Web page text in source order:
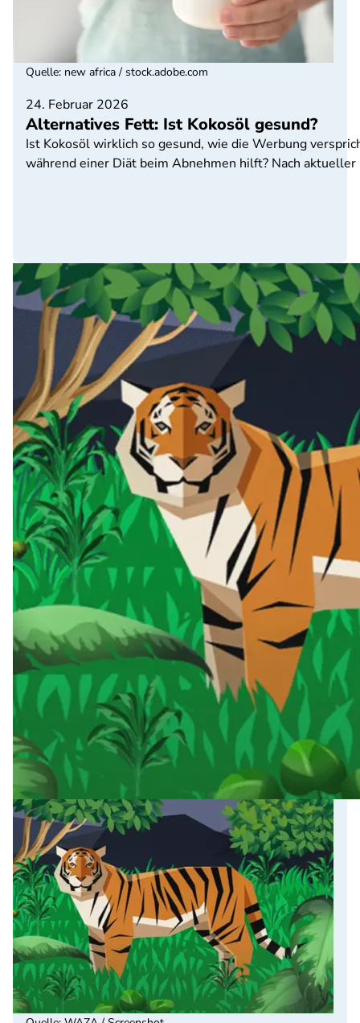
24. Februar 2026
Alternatives Fett: Ist Kokosöl gesund?
Ist Kokosöl wirklich so gesund, wie die Werbung
während einer Diät beim Abnehmen hilft? Nach
Quelle: new africa / stock.adobe.com